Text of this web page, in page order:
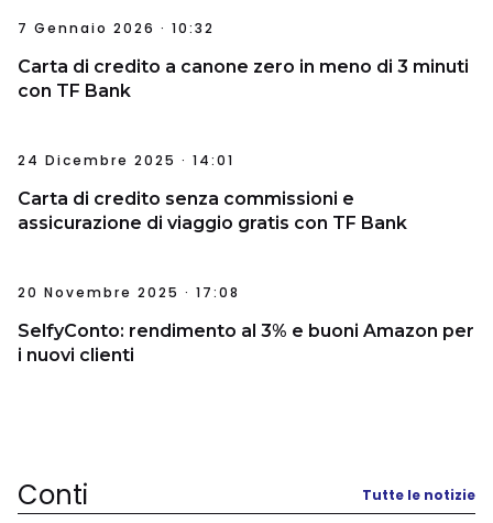
7 Gennaio 2026 · 10:32
Carta di credito a canone zero in meno di 3 minuti
con TF Bank
24 Dicembre 2025 · 14:01
Carta di credito senza commissioni e
assicurazione di viaggio gratis con TF Bank
20 Novembre 2025 · 17:08
SelfyConto: rendimento al 3% e buoni Amazon per
i nuovi clienti
Conti Tutte le notizie